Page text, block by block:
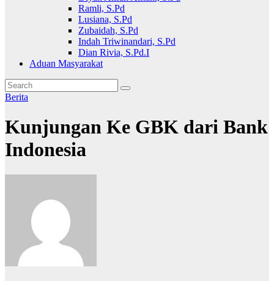
Ramli, S.Pd
Lusiana, S.Pd
Zubaidah, S.Pd
Indah Triwinandari, S.Pd
Dian Rivia, S.Pd.I
Aduan Masyarakat
Berita
Kunjungan Ke GBK dari Bank
Indonesia